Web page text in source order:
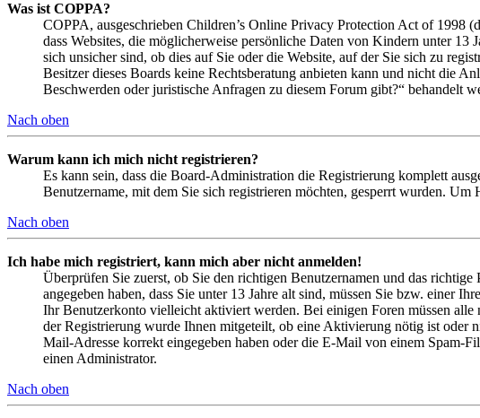
Was ist COPPA?
COPPA, ausgeschrieben Children’s Online Privacy Protection Act of 1998
dass Websites, die möglicherweise persönliche Daten von Kindern unter 13
sich unsicher sind, ob dies auf Sie oder die Website, auf der Sie sich zu
Besitzer dieses Boards keine Rechtsberatung anbieten kann und nicht die
Beschwerden oder juristische Anfragen zu diesem Forum gibt?“ behandelt
Nach oben
Warum kann ich mich nicht registrieren?
Es kann sein, dass die Board-Administration die Registrierung komplett
Benutzername, mit dem Sie sich registrieren möchten, gesperrt wurden.
Nach oben
Ich habe mich registriert, kann mich aber nicht anmelden!
Überprüfen Sie zuerst, ob Sie den richtigen Benutzernamen und das
angegeben haben, dass Sie unter 13 Jahre alt sind, müssen Sie bzw. einer
Ihr Benutzerkonto vielleicht aktiviert werden. Bei einigen Foren müssen alle
der Registrierung wurde Ihnen mitgeteilt, ob eine Aktivierung nötig ist oder
Mail-Adresse korrekt eingegeben haben oder die E-Mail von einem Spam-
einen Administrator.
Nach oben